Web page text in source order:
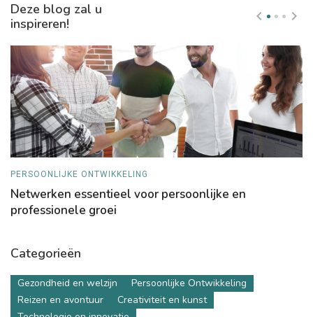
Deze blog zal u
inspireren!
PERSOONLIJKE ONTWIKKELING
Netwerken essentieel voor persoonlijke en
professionele groei
Categorieën
Gezondheid en welzijn
Persoonlijke Ontwikkeling
Reizen en avontuur
Creativiteit en kunst